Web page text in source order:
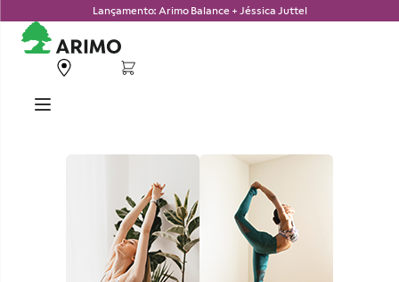
Lançamento: Arimo Balance + Jéssica Juttel